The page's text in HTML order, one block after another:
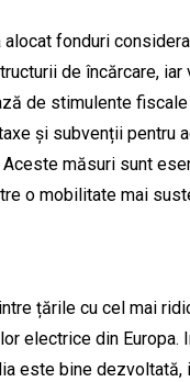
alocat fonduri
de încărcare, iar
de stimulente
și subvenții pentru
măsuri sunt
o mobilitate mai
țările cu cel mai
electrice din Europa.
este bine dezvoltată,